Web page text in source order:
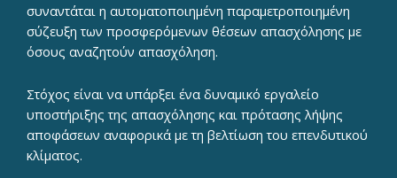
συναντάται η αυτοματοποιημένη παραμετροποιημένη
σύζευξη των προσφερόμενων θέσεων απασχόλησης με
όσους αναζητούν απασχόληση.
Στόχος είναι να υπάρξει ένα δυναμικό εργαλείο
υποστήριξης της απασχόλησης και πρότασης λήψης
αποφάσεων αναφορικά με τη βελτίωση του επενδυτικού
κλίματος.